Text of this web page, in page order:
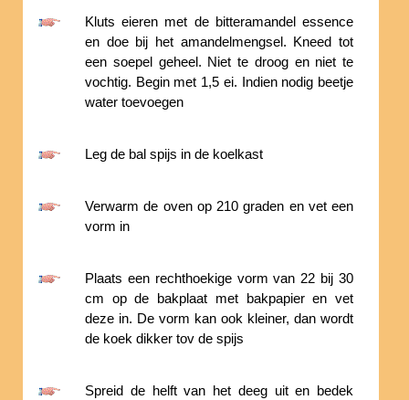
Kluts eieren met de bitteramandel essence
en doe bij het amandelmengsel. Kneed tot
een soepel geheel. Niet te droog en niet te
vochtig. Begin met 1,5 ei. Indien nodig beetje
water toevoegen
Leg de bal spijs in de koelkast
Verwarm de oven op 210 graden en vet een
vorm in
Plaats een rechthoekige vorm van 22 bij 30
cm op de bakplaat met bakpapier en vet
deze in. De vorm kan ook kleiner, dan wordt
de koek dikker tov de spijs
Spreid de helft van het deeg uit en bedek